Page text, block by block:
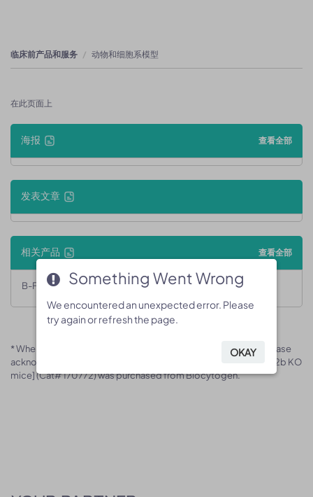
临床前产品和服务 动物和细胞系模型
在此页面上
海报 查看全部
发表文章
相关产品 查看全部
B-Fcgr2b KO mice
* When publishing results obtained using this animal model, please
acknowledge the source as follows: The animal model [B-Fcgr2b KO
mice] (Cat# 170772) was purchased from Biocytogen.
Something Went Wrong
We encountered an unexpected error. Please
try again or refresh the page.
OKAY
Something Went Wrong
We encountered an unexpected error. Please
try again or refresh the page.
OKAY